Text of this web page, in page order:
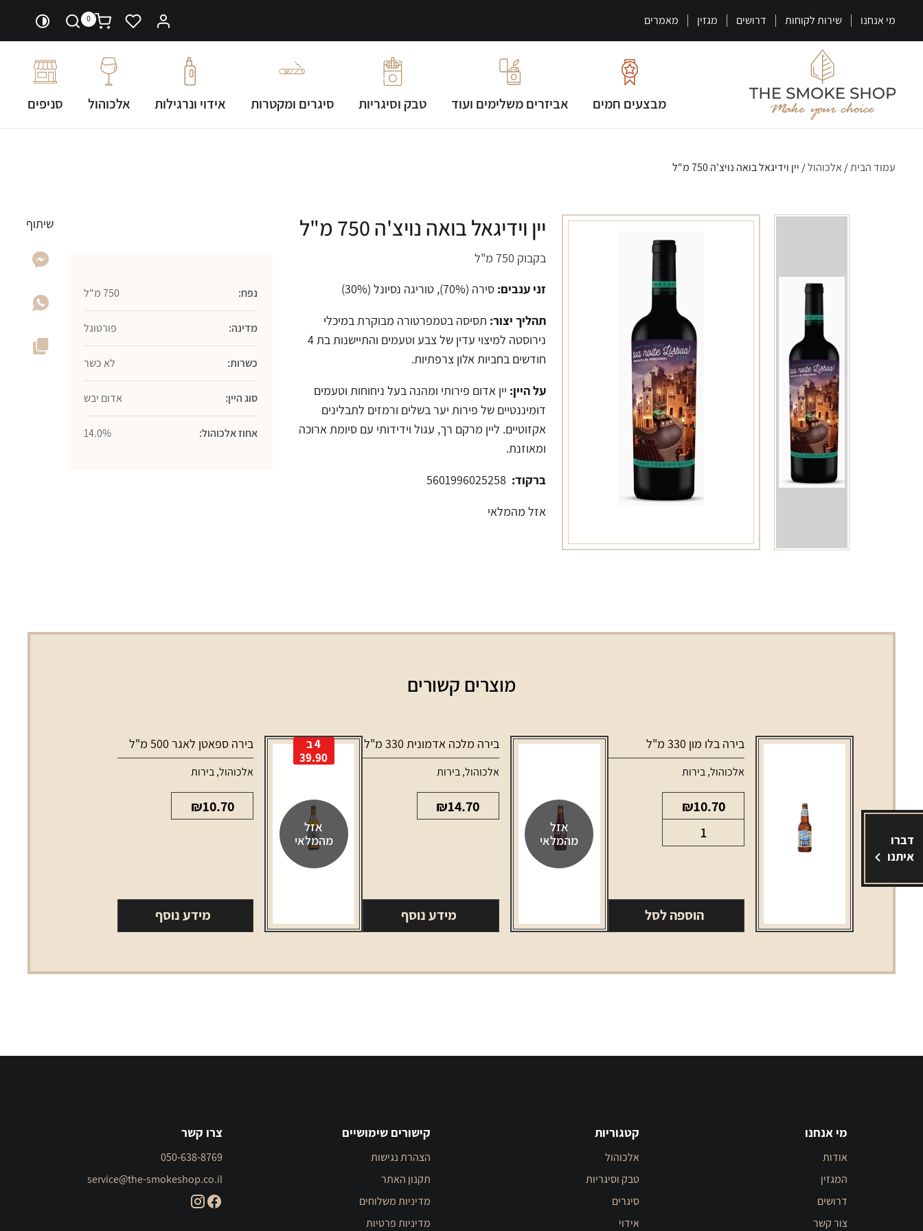
מי אנחנו שירות לקוחות דרושים מגזין מאמרים 0
מבצעים חמים אביזרים משלימים ועוד טבק וסיגריות סיגרים ומקטרות אידוי ונרגילות אלכוהול סניפים
דברו
איתנו
עמוד הבית/ אלכוהול/ יין וידיגאל בואה נויצ'ה 750 מ"ל
יין וידיגאל בואה נויצ'ה 750 מ"ל
בקבוק 750 מ"ל
זני ענבים: סירה (70%), טוריגה נסיונל (30%)
תהליך יצור: תסיסה בטמפרטורה מבוקרת במיכלי
נירוסטה למיצוי עדין של צבע וטעמים והתיישנות בת 4
חודשים בחביות אלון צרפתיות.
על היין: יין אדום פירותי ומהנה בעל ניחוחות וטעמים
דומיננטיים של פירות יער בשלים ורמזים לתבלינים
אקזוטיים. ליין מרקם רך, עגול וידידותי עם סיומת ארוכה
ומאוזנת.
ברקוד:
אזל מהמלאי
נפח: 750 מ"ל
מדינה: פורטוגל
כשרות: לא כשר
סוג היין: אדום יבש
אחוז אלכוהול: 14.0%
שיתוף
מוצרים קשורים
בירה בלו מון 330 מ"ל
אלכוהול,בירות
₪10.70
של
מון
הוספה לסל
אזל
מהמלאי
בירה מלכה אדמונית 330 מ"ל
אלכוהול,בירות
₪14.70
מידע נוסף
אזל
מהמלאי
4 ב
39.90
בירה ספאטן לאגר 500 מ"ל
אלכוהול,בירות
₪10.70
מידע נוסף
מי אנחנו
אודות
המגזין
דרושים
צור קשר
קטגוריות
אלכוהול
טבק וסיגריות
סיגרים
אידוי
קישורים שימושיים
הצהרת נגישות
תקנון האתר
מדיניות משלוחים
מדיניות פרטיות
צרו קשר
050-638-8769
service@the-smokeshop.co.il